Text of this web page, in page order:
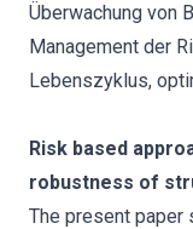
Überwachung von
Management der
Lebenszyklus,
Risk based
robustness of
The present paper